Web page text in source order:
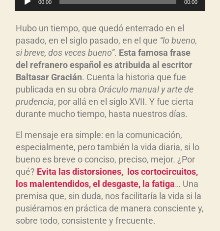
e
p
r
o
d
u
c
t
o
r
d
e
a
u
d
i
o
00:00 00:00
Hubo un tiempo, que quedó enterrado en el
pasado, en el siglo pasado, en el que “lo bueno,
si breve, dos veces bueno”. Esta famosa frase
del refranero español es atribuida al escritor
Baltasar Gracián. Cuenta la historia que fue
publicada en su obra Oráculo manual y arte de
prudencia, por allá en el siglo XVII. Y fue cierta
durante mucho tiempo, hasta nuestros días.
El mensaje era simple: en la comunicación,
especialmente, pero también la vida diaria, si lo
bueno es breve o conciso, preciso, mejor. ¿Por
qué? Evita las distorsiones, los cortocircuitos,
los malentendidos, el desgaste, la fatiga… Una
premisa que, sin duda, nos facilitaría la vida si la
pusiéramos en práctica de manera consciente y,
sobre todo, consistente y frecuente.